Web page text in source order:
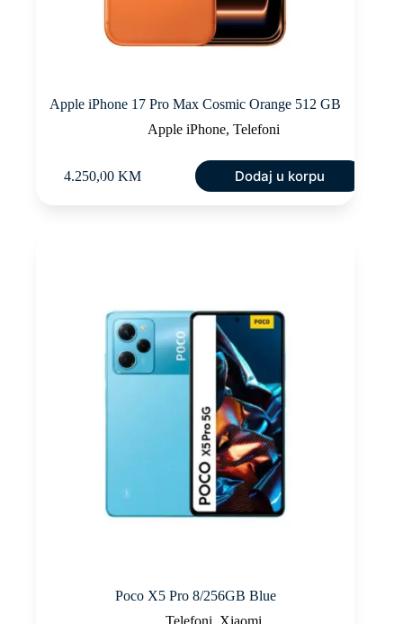
Apple iPhone 17 Pro Max Cosmic Orange 512 GB
Apple iPhone, Telefoni
4.250,00 KM Dodaj u korpu
Poco X5 Pro 8/256GB Blue
Telefoni, Xiaomi